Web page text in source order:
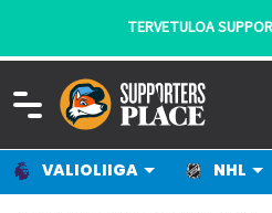
TERVETULOA
VALIOLIIGA NHL